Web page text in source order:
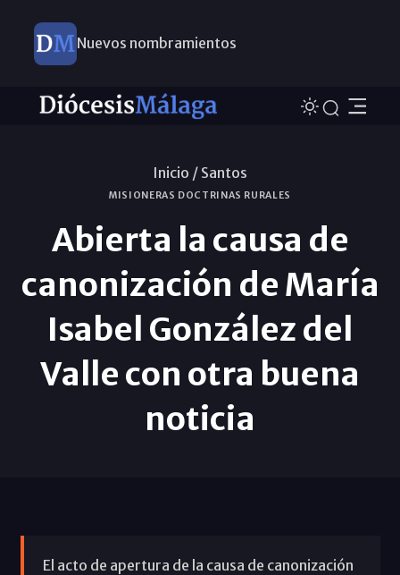
Nuevos nombramientos
Inicio / Santos
MISIONERAS DOCTRINAS RURALES
Abierta la causa de
canonización de María
Isabel González del
Valle con otra buena
noticia
El acto de apertura de la causa de canonización